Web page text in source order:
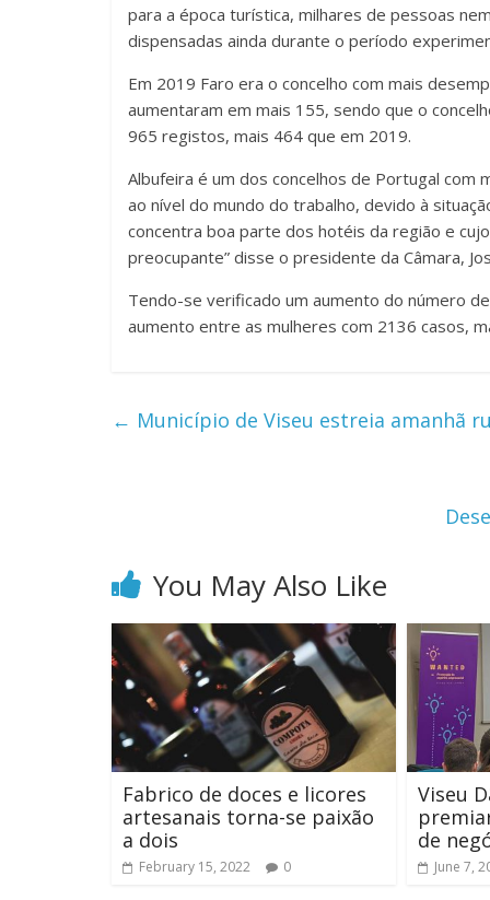
para a época turística, milhares de pessoas
dispensadas ainda durante o período
Em 2019 Faro era o concelho com mais
aumentaram em mais 155, sendo que o
965 registos, mais 464 que em 2019.
Albufeira é um dos concelhos de Portugal com
ao nível do mundo do trabalho, devido à
concentra boa parte dos hotéis da região e
preocupante” disse o presidente da Câmara,
Tendo-se verificado um aumento do número
aumento entre as mulheres com 2136 casos,
← Município de Viseu estreia amanhã
You May Also Like
Fabrico de doces e licores
artesanais torna-se paixão
a dois
February 15, 2022 0
Viseu
de
June 7,